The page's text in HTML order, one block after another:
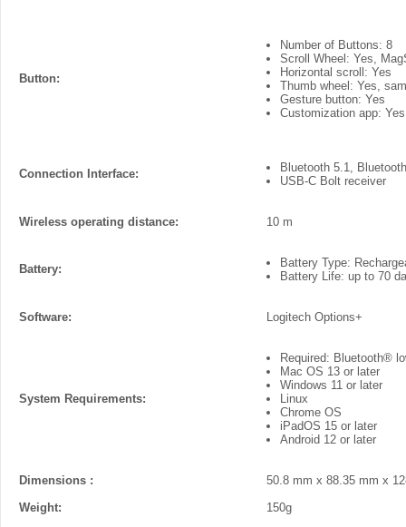
Button:
Number of Buttons: 8
Scroll Wheel: Yes,
Horizontal scroll: Yes
Thumb wheel: Yes,
Gesture button: Yes
Customization app:
Connection Interface:
Bluetooth 5.1,
USB-C Bolt receiver
Wireless operating distance: 10 m
Battery:
Battery Type:
Battery Life: up to 70
Software: Logitech Options+
System Requirements:
Required: Bluetooth®
Mac OS 13 or later
Windows 11 or later
Linux
Chrome OS
iPadOS 15 or later
Android 12 or later
Dimensions :
50.8 mm x 88.35 mm x
Weight:
150g